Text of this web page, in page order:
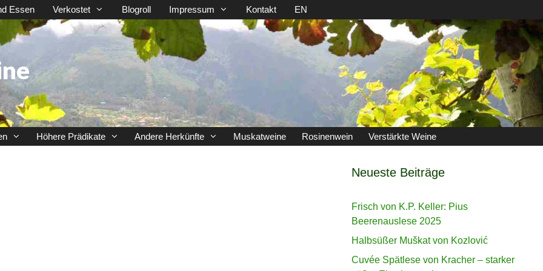
Essen Verkostet Blogroll Impressum Kontakt EN
Höhere Prädikate Andere Herkünfte Muskatweine Rosinenwein Verstärkte Weine
Neueste Beiträge
Frisch von K.P. Keller: Pius
Beerenauslese 2025
Halbsüßer Muškat von Kozlović
Cuvée Spätlese von Kracher – starker